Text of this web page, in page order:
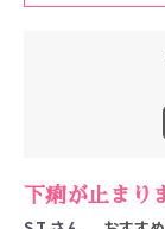
下痢が止まり